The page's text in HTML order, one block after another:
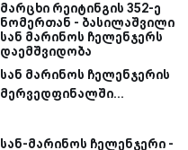
მარცხი რეიტინგის 352-ე
ნომერთან - ბასილაშვილი
სან მარინოს ჩელენჯერს
დაემშვიდობა
სან მარინოს ჩელენჯერის
მერვედფინალში...
სან-მარინოს ჩელენჯერი -